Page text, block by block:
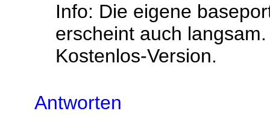
Info: Die eigene
erscheint auch
Kostenlos-Version.
Antworten